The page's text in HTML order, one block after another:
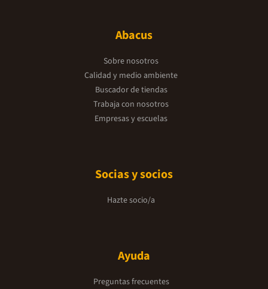
Abacus
Sobre nosotros
Calidad y medio ambiente
Buscador de tiendas
Trabaja con nosotros
Empresas y escuelas
Socias y socios
Hazte socio/a
Ayuda
Preguntas frecuentes